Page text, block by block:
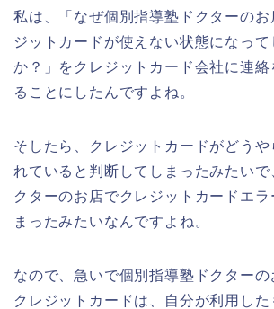
私は、「なぜ個別指導塾ドクターのお
ジットカードが使えない状態になっ
か？」をクレジットカード会社に連絡
ることにしたんですよね。
そしたら、クレジットカードがどうや
れていると判断してしまったみたいで
クターのお店でクレジットカードエラ
まったみたいなんですよね。
なので、急いで個別指導塾ドクターの
クレジットカードは、自分が利用した